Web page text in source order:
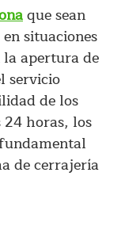
que sean
situaciones
la apertura de
servicio
de los
horas, los
de cerrajería